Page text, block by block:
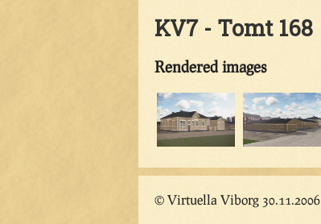
KV7 - Tomt 168
Rendered images
© Virtuella Viborg 30.11.2006